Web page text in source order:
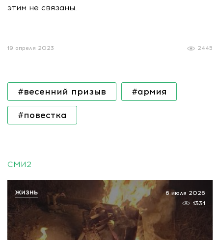
этим не связаны.
2445
19 апреля 2023
#весенний призыв #армия
#повестка
СМИ2
6 июля 2026
1331
ЖИЗНЬ